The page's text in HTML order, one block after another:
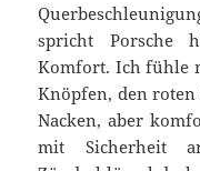
spricht Porsche
Komfort. Ich fühle
Knöpfen, den
Nacken, aber
mit Sicherheit